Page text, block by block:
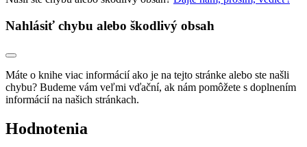
Nahlásiť chybu alebo škodlivý obsah
Máte o knihe viac informácií ako je na tejto stránke alebo ste našli
chybu? Budeme vám veľmi vďační, ak nám pomôžete s doplnením
informácií na našich stránkach.
Hodnotenia